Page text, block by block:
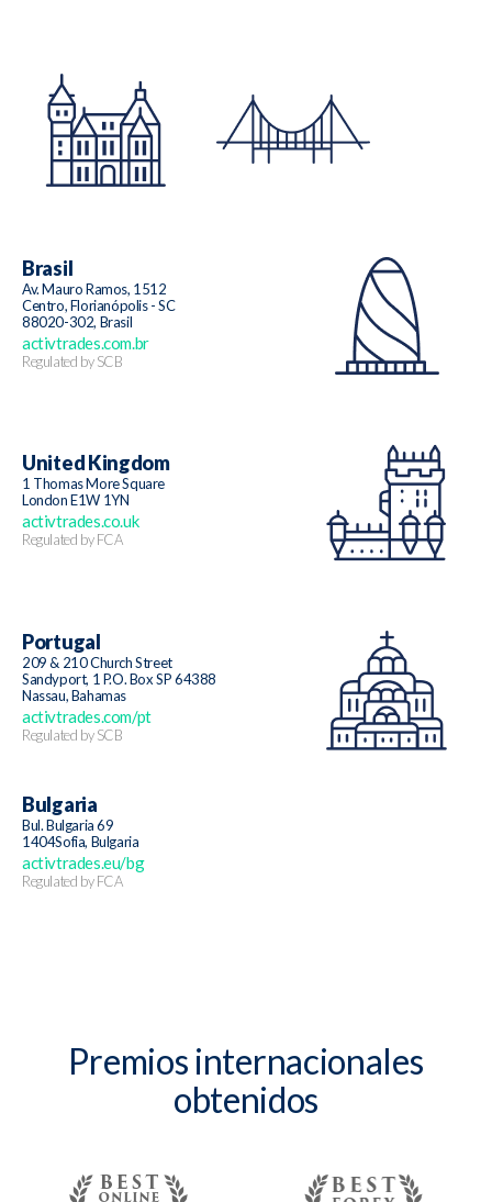
Brasil
Av. Mauro Ramos, 1512
Centro, Florianópolis - SC
88020-302, Brasil
activtrades.com.br
Regulated by SCB
United Kingdom
1 Thomas More Square
London E1W 1YN
activtrades.co.uk
Regulated by FCA
Portugal
209 & 210 Church Street
Sandyport, 1 P.O. Box SP 64388
Nassau, Bahamas
activtrades.com/pt
Regulated by SCB
Bulgaria
Bul. Bulgaria 69
1404Sofia, Bulgaria
activtrades.eu/bg
Regulated by FCA
Premios internacionales
obtenidos